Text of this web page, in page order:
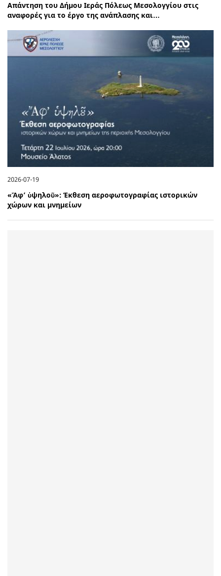
Απάντηση του Δήμου Ιεράς Πόλεως Μεσολογγίου στις
αναφορές για το έργο της ανάπλασης και…
2026-07-19
«Ἄφ’ ὑψηλοῦ»: Έκθεση αεροφωτογραφίας ιστορικών
χώρων και μνημείων